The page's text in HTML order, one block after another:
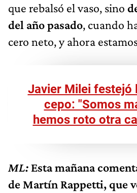
que rebalsó el vaso, sino
del año pasado, cuando
cero neto, y ahora
Javier Milei festejó
cepo: "Somos
hemos roto otra
ML: Esta mañana
de Martín Rappetti, que